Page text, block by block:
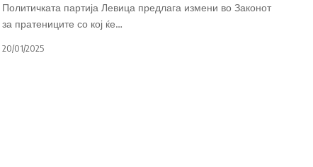
Политичката партија Левица предлага измени во Законот
за пратениците со кој ќе…
20/01/2025